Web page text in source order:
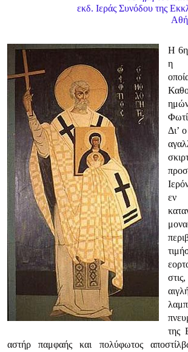
εκδ. Ιεράς Συνόδου της
H 6η
η
Δι’
εν
της
αστήρ παμφαής και πολύφωτος